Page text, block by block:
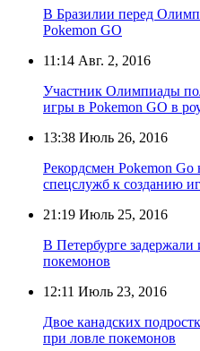
В Бразилии перед
Pokemon GO
11:14 Авг. 2, 2016
Участник Олимпиады
игры в Pokemon GO в
13:38 Июль 26, 2016
Рекордсмен Pokemon Go
спецслужб к созданию
21:19 Июль 25, 2016
В Петербурге
покемонов
12:11 Июль 23, 2016
Двое канадских
при ловле покемонов